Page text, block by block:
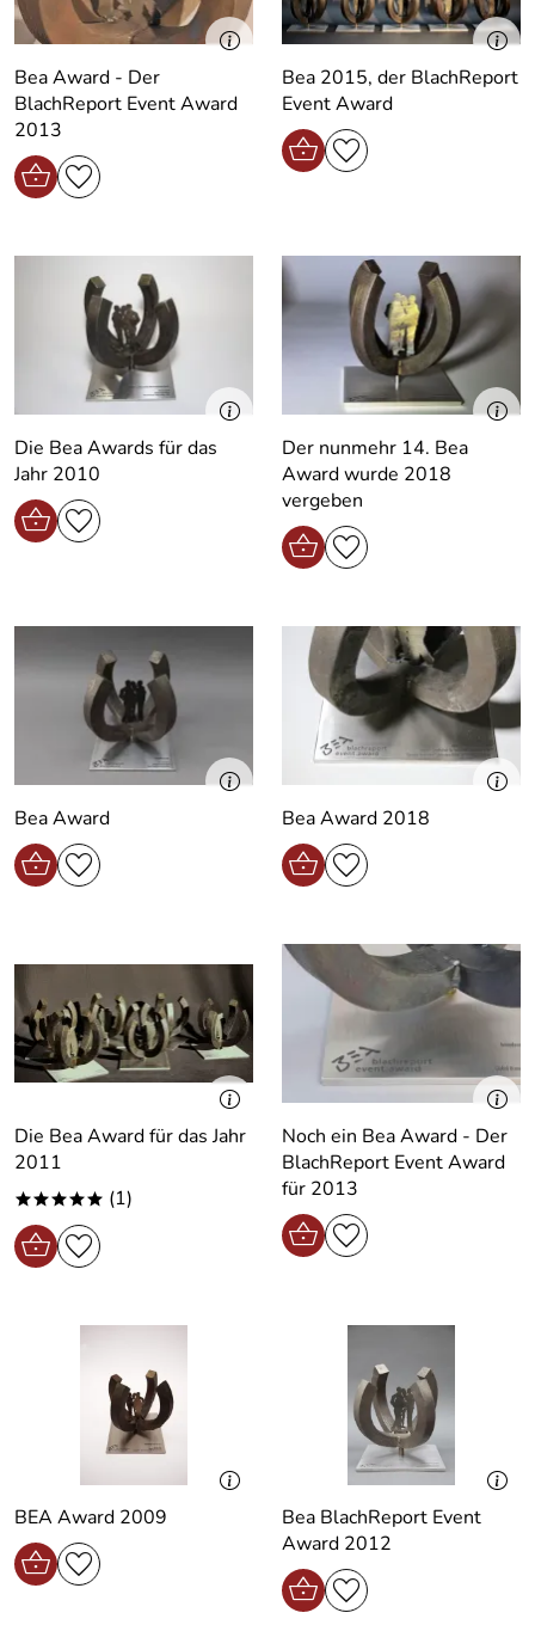
Bea Award - Der
BlachReport Event Award
2013
Bea 2015, der BlachReport
Event Award
Die Bea Awards für das
Jahr 2010
Der nunmehr 14. Bea
Award wurde 2018
vergeben
Bea Award Bea Award 2018
Die Bea Award für das Jahr
2011
***** (1)
Noch ein Bea Award - Der
BlachReport Event Award
für 2013
BEA Award 2009
Bea BlachReport Event
Award 2012